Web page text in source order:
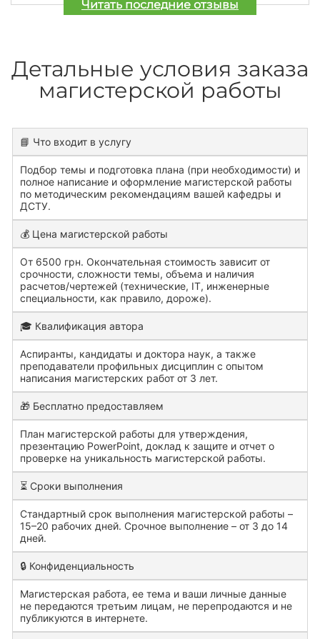
Читать последние отзывы
Детальные условия заказа
магистерской работы
📘 Что входит в услугу
Подбор темы и подготовка плана (при необходимости) и
полное написание и оформление магистерской работы
по методическим рекомендациям вашей кафедры и
ДСТУ.
💰 Цена магистерской работы
От 6500 грн. Окончательная стоимость зависит от
срочности, сложности темы, объема и наличия
расчетов/чертежей (технические, IT, инженерные
специальности, как правило, дороже).
🎓 Квалификация автора
Аспиранты, кандидаты и доктора наук, а также
преподаватели профильных дисциплин с опытом
написания магистерских работ от 3 лет.
🎁 Бесплатно предоставляем
План магистерской работы для утверждения,
презентацию PowerPoint, доклад к защите и отчет о
проверке на уникальность магистерской работы.
⏳ Сроки выполнения
Стандартный срок выполнения магистерской работы –
15–20 рабочих дней. Срочное выполнение – от 3 до 14
дней.
🔒 Конфиденциальность
Магистерская работа, ее тема и ваши личные данные
не передаются третьим лицам, не перепродаются и не
публикуются в интернете.